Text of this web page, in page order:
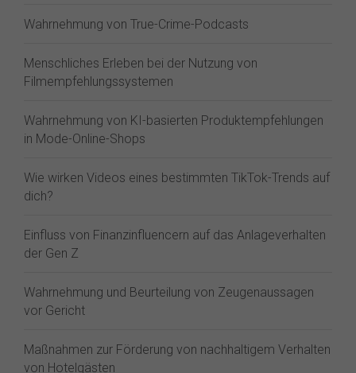
Wahrnehmung von True-Crime-Podcasts
Menschliches Erleben bei der Nutzung von
Filmempfehlungssystemen
Wahrnehmung von KI-basierten Produktempfehlungen
in Mode-Online-Shops
Wie wirken Videos eines bestimmten TikTok-Trends auf
dich?
Einfluss von Finanzinfluencern auf das Anlageverhalten
der Gen Z⁠
Wahrnehmung und Beurteilung von Zeugenaussagen
vor Gericht
Maßnahmen zur Förderung von nachhaltigem Verhalten
von Hotelgästen